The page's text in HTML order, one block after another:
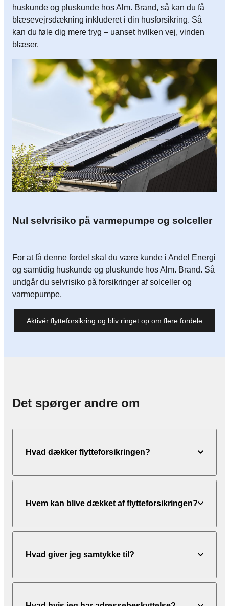
huskunde og pluskunde hos Alm. Brand, så kan du få
blæsevejrsdækning inkluderet i din husforsikring. Så
kan du føle dig mere tryg – uanset hvilken vej, vinden
blæser.
Nul selvrisiko på varmepumpe og solceller
For at få denne fordel skal du være kunde i Andel Energi
og samtidig huskunde og pluskunde hos Alm. Brand. Så
undgår du selvrisiko på forsikringer af solceller og
varmepumpe.
Aktivér flytteforsikring og bliv ringet op om flere fordele
Det spørger andre om
Hvad dækker flytteforsikringen?
Hvem kan blive dækket af flytteforsikringen?
Hvad giver jeg samtykke til?